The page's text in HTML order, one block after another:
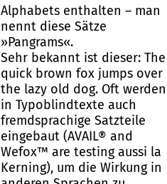
Alphabets enthalten – man
nennt diese Sätze
»Pangrams«.
Sehr bekannt ist dieser: The
quick brown fox jumps over
the lazy old dog. Oft werden
in Typoblindtexte auch
fremdsprachige Satzteile
eingebaut (AVAIL® and
Wefox™ are testing aussi la
Kerning), um die Wirkung in